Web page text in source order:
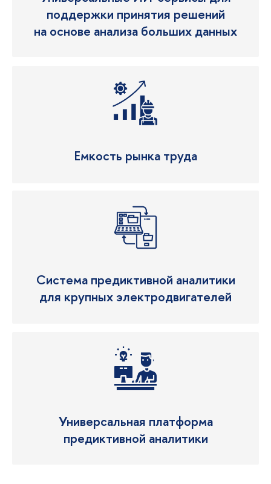
поддержки принятия решений
на основе анализа больших данных
Емкость рынка труда
Система предиктивной аналитики
для крупных электродвигателей
Универсальная платформа
предиктивной аналитики